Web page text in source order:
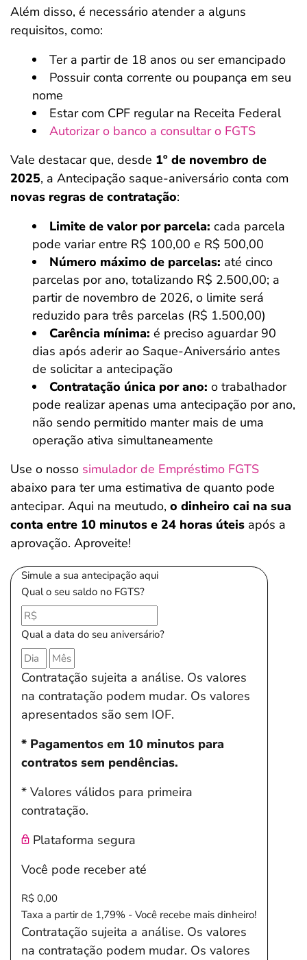
Além disso, é necessário atender a alguns
requisitos, como:
Ter a partir de 18 anos ou ser emancipado
Possuir conta corrente ou poupança em seu
nome
Estar com CPF regular na Receita Federal
Autorizar o banco a consultar o FGTS
Vale destacar que, desde 1º de novembro de
2025, a Antecipação saque-aniversário conta com
novas regras de contratação:
Limite de valor por parcela: cada parcela
pode variar entre R$ 100,00 e R$ 500,00
Número máximo de parcelas: até cinco
parcelas por ano, totalizando R$ 2.500,00; a
partir de novembro de 2026, o limite será
reduzido para três parcelas (R$ 1.500,00)
Carência mínima: é preciso aguardar 90
dias após aderir ao Saque-Aniversário antes
de solicitar a antecipação
Contratação única por ano: o trabalhador
pode realizar apenas uma antecipação por ano,
não sendo permitido manter mais de uma
operação ativa simultaneamente
Use o nosso simulador de Empréstimo FGTS
abaixo para ter uma estimativa de quanto pode
antecipar. Aqui na meutudo, o dinheiro cai na sua
conta entre 10 minutos e 24 horas úteis após a
aprovação. Aproveite!
Simule a sua antecipação aqui
Qual o seu saldo no FGTS?
Qual a data do seu aniversário?
Contratação sujeita a análise. Os valores
na contratação podem mudar. Os valores
apresentados são sem IOF.
* Pagamentos em 10 minutos para
contratos sem pendências.
* Valores válidos para primeira
contratação.
Plataforma segura
Você pode receber até
R$ 0,00
Taxa a partir de 1,79% - Você recebe mais dinheiro!
Contratação sujeita a análise. Os valores
na contratação podem mudar. Os valores